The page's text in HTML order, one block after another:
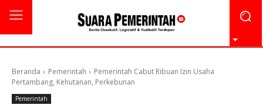
Beranda Pemerintah
Pemerintah Cabut Ribuan Izin Usaha
Pertambang, Kehutanan, Perkebunan
Pemerintah